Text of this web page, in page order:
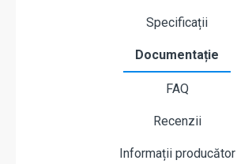
Specificații
Documentație
FAQ
Recenzii
Informații producător